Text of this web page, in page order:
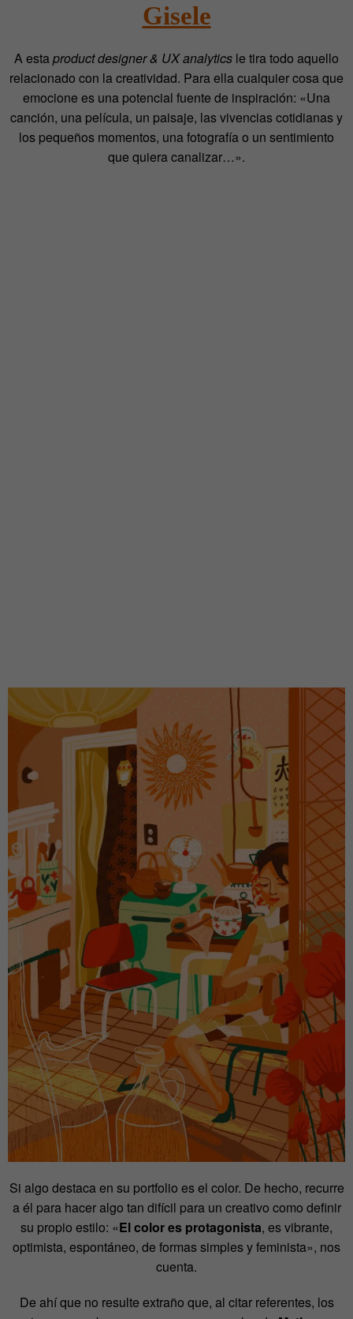
Gisele
A estaproduct designer & UX analytics le tira todo aquello
relacionado con la creatividad. Para ella cualquier cosa que
emocione es una potencial fuente de inspiración: «Una
canción, una película, un paisaje, las vivencias cotidianas y
los pequeños momentos, una fotografía o un sentimiento
que quiera canalizar…».
Si algo destaca en su portfolio es el color. De hecho, recurre
a él para hacer algo tan difícil para un creativo como definir
su propio estilo: «El color es protagonista, es vibrante,
optimista, espontáneo, de formas simples y feminista», nos
cuenta.
De ahí que no resulte extraño que, al citar referentes, los